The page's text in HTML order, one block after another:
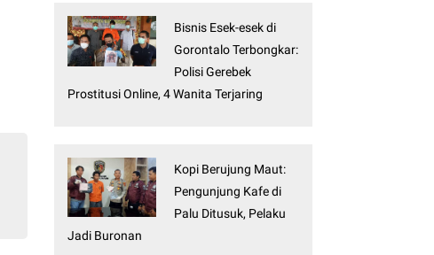
Bisnis Esek-esek di
Gorontalo Terbongkar:
Polisi Gerebek
Prostitusi Online, 4 Wanita Terjaring
Kopi Berujung Maut:
Pengunjung Kafe di
Palu Ditusuk, Pelaku
Jadi Buronan